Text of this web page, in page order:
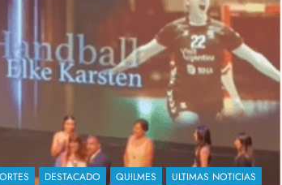
DESTACADO QUILMES ULTIMAS NOTICIAS